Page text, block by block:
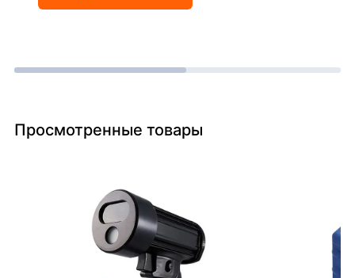
Просмотренные товары